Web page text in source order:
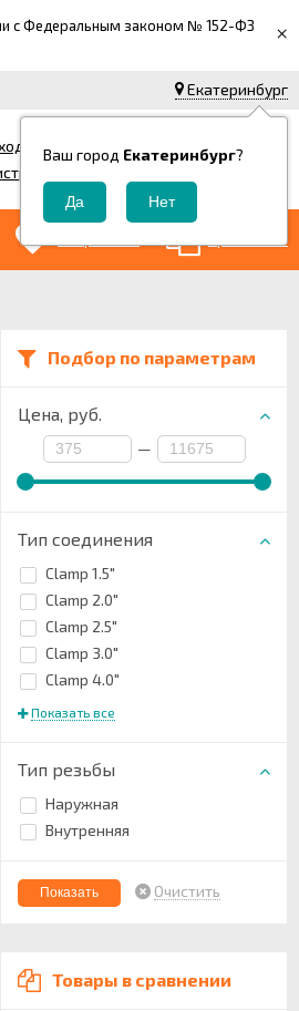
с Федеральным законом № 152-ФЗ
×
Екатеринбург
Ваш город Екатеринбург?
Корзина
0
Сравнение
Подбор по параметрам
Цена, руб.
—
Тип соединения
Clamp 1.5"
Clamp 2.0"
Clamp 2.5"
Clamp 3.0"
Clamp 4.0"
Показать все
Тип резьбы
Наружная
Внутренняя
Очистить
Товары в сравнении